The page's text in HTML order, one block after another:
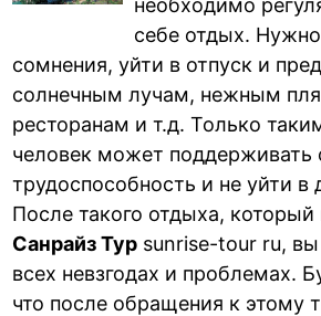
необходимо
себе отдых.
сомнения, уйти в отпуск и
солнечным лучам, нежным
ресторанам и т.д. Только
человек может поддерживать
трудоспособность и не уйти в
После такого отдыха, который
Санрайз Тур sunrise-tour ru, вы
всех невзгодах и проблемах.
что после обращения к этому